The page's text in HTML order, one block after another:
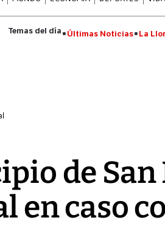
Últimas Noticias La
de
en caso